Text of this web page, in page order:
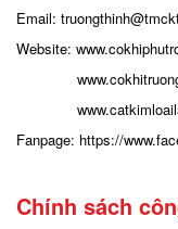
Email: truongthinh
Website:
Fanpage: https://
Chính sách